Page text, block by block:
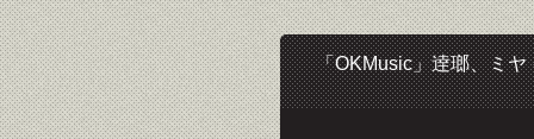
「OKMusic」逹瑯、ミヤ